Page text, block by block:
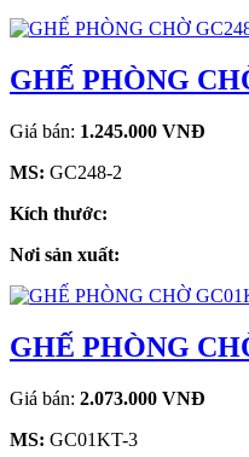
GHẾ PHÒNG
Giá bán: 1.245.000 VNĐ
MS: GC248-2
Kích thước:
Nơi sản xuất:
GHẾ PHÒNG
Giá bán: 2.073.000 VNĐ
MS: GC01KT-3